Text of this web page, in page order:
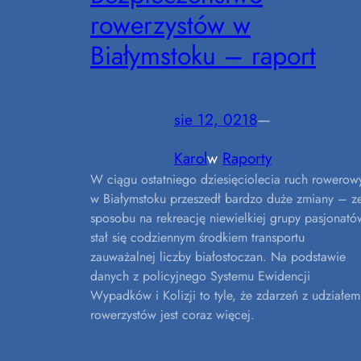
rowerzystów w
Białymstoku – raport
sie 12, 0218—
Karolw Raporty
W ciągu ostatniego dziesięciolecia ruch
w Białymstoku przeszedł bardzo duże zmiany –
sposobu na rekreację niewielkiej grupy
stał się codziennym środkiem transportu
zauważalnej liczby białostoczan. Na podstawie
danych z policyjnego Systemu Ewidencji
Wypadków i Kolizji to tyle, że zdarzeń z udziałem
rowerzystów jest coraz więcej.